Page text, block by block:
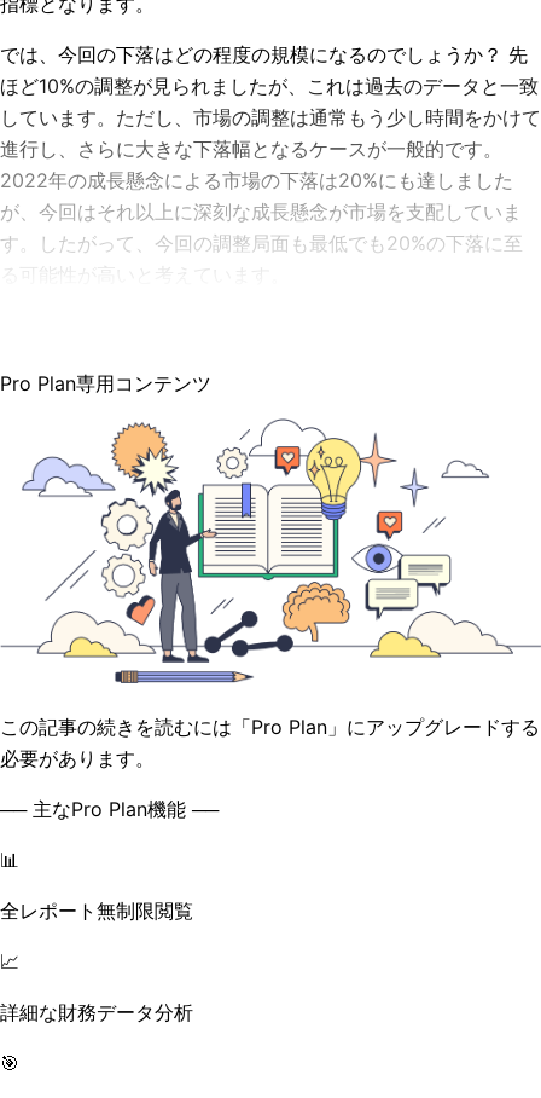
では、今回の下落はどの程度の規模になるのでしょうか？ 先
ほど10%の調整が見られましたが、これは過去のデータと一致
しています。ただし、市場の調整は通常もう少し時間をかけて
進行し、さらに大きな下落幅となるケースが一般的です。
2022年の成長懸念による市場の下落は20%にも達しました
が、今回はそれ以上に深刻な成長懸念が市場を支配していま
す。したがって、今回の調整局面も最低でも20%の下落に至
る可能性が高いと考えています。
Pro Plan専用コンテンツ
この記事の続きを読むには「Pro Plan」にアップグレードする
必要があります。
── 主なPro Plan機能 ──
📊
全レポート無制限閲覧
📈
詳細な財務データ分析
🎯